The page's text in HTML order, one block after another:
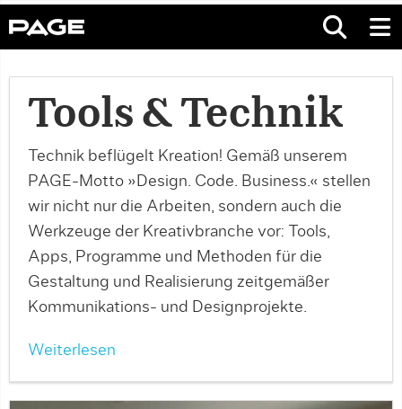
Tools & Technik
Technik beflügelt Kreation! Gemäß unserem
PAGE-Motto »Design. Code. Business.« stellen
wir nicht nur die Arbeiten, sondern auch die
Werkzeuge der Kreativbranche vor: Tools,
Apps, Programme und Methoden für die
Gestaltung und Realisierung zeitgemäßer
Kommunikations- und Designprojekte.
Weiterlesen